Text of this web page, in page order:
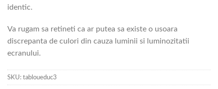
identic.
Va rugam sa retineti ca ar putea sa existe o usoara
discrepanta de culori din cauza luminii si luminozitatii
ecranului.
SKU: tabloueduc3